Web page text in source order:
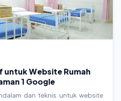
untuk Website Rumah
1 Google
dan teknis untuk website